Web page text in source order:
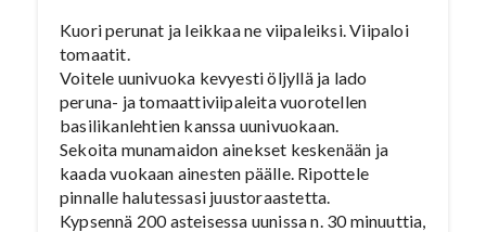
Kuori perunat ja leikkaa ne viipaleiksi. Viipaloi
tomaatit.
Voitele uunivuoka kevyesti öljyllä ja lado
peruna- ja tomaattiviipaleita vuorotellen
basilikanlehtien kanssa uunivuokaan.
Sekoita munamaidon ainekset keskenään ja
kaada vuokaan ainesten päälle. Ripottele
pinnalle halutessasi juustoraastetta.
Kypsennä 200 asteisessa uunissa n. 30 minuuttia,